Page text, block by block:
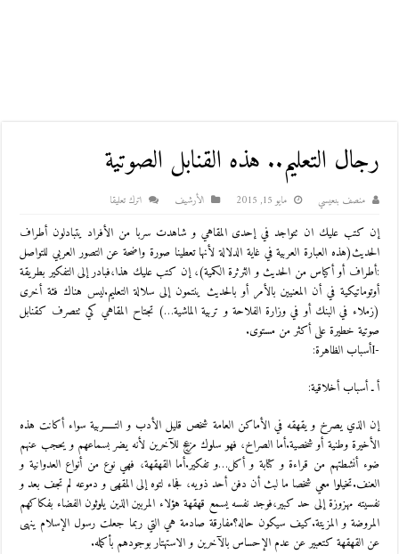
رجال التعليم.. هذه القنابل الصوتية
منصف بنعيسي مايو 15, 2015 اﻷرشيف اترك تعليقا
إن كتب عليك ان تتواجد في إحدى المقاهي و شاهدت سربا من الأفراد يتبادلون أطراف
الحديث(هذه العبارة العربية في غاية الدلالة لأنها تعطينا صورة واضحة عن التصور العربي للتواصل
:أطراف أو أكياس من الحديث و الثرثرة الكمية)، إن كتب عليك هذا،فبادر إلى التفكير بطريقة
أوتوماتيكية في أن المعنيين بالأمر أو بالحديث ينتمون إلى سلالة التعليم.ليس هناك فئة أخرى
(زملاء في البنك أو في وزارة الفلاحة و تربية الماشية…) تجتاح المقاهي كي تتصرف كقنابل
صوتية خطيرة على أكثر من مستوى.
-Iأسباب الظاهرة:
أ ـ أسباب أخلاقية:
إن الذي يصرخ و يقهقه في الأماكن العامة شخص قليل الأدب و التـــــربية سواء أكانت هذه
الأخيرة وطنية أو شخصية.أما الصراخ، فهو سلوك مزعج للآخرين لأنه يضر بسماعهم و يحجب عنهم
ضوء أنشطتهم من قراءة و كتابة و أكل…و تفكير.أما القهقهة، فهي نوع من أنواع العدوانية و
العنف.تخيلوا معي شخصا ما لبث أن دفن أحد ذويه، فجاء لتوه إلى المقهى و دموعه لم تجف بعد و
نفسيته مهزوزة إلى حد كبير،فوجد نفسه يسمع قهقهة هؤلاء المربين الذين يلوثون الفضاء بفكاكهم
المروضة و المزيتة.كيف سيكون حاله؟مفارقة صادمة هي التي ربما جعلت رسول الإسلام ينهى
عن القهقهة كتعبير عن عدم الإحساس بالآخرين و الاستهتار بوجودهم بأكمله.